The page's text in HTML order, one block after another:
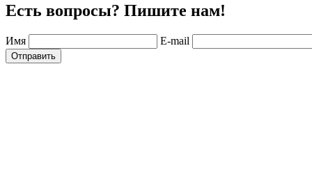
Есть вопросы? Пишите нам!
Имя E-mail